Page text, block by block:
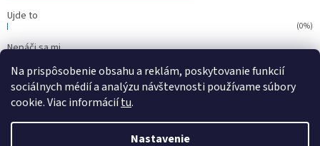
Na prispôsobenie obsahu a reklám, poskytovanie funkcií
sociálnych médií a analýzu návštevnosti používame súbory
cookie. Viac informáciítu.
Nastavenie
Ujde to
(0%)
Nepáči sa mi
Počet hlasov:15